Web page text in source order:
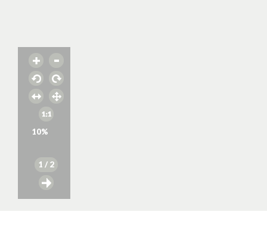
10%
1 / 2